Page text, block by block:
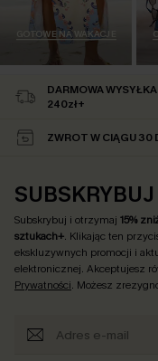
GOTOWE NA WAKACJE
DARMOWA
240zł+
ZWROT W CIĄGU 30
Subskrybuj i otrzymaj 15%
sztukach+. Klikając ten
ekskluzywnych promocji i
elektronicznej. Akceptujesz
Prywatności. Możesz